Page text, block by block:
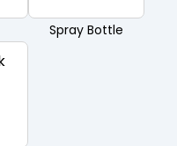
Spray Bottle